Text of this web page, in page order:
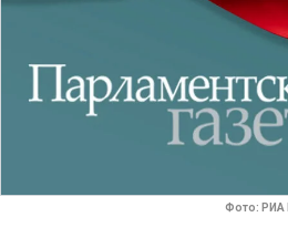
Фото: РИА